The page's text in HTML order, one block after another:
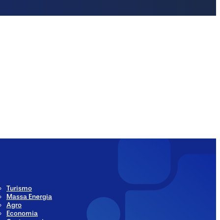
Media
Turismo
Massa Energia
Agro
Economia